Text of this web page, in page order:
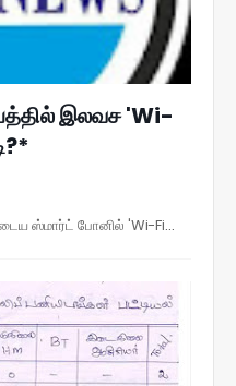
இலவச 'Wi-
ஸ்மார்ட் போனில் 'Wi-Fi…